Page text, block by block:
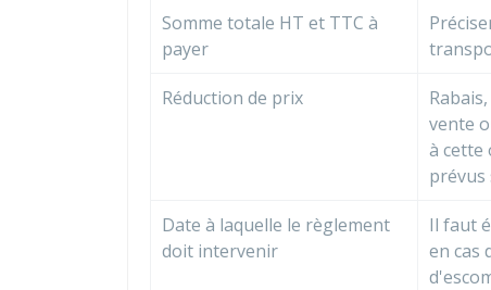
Somme totale HT et TTC à
payer
Réduction de prix
vente
à cette
prévus
Date à laquelle le règlement
doit intervenir
Il faut
en cas